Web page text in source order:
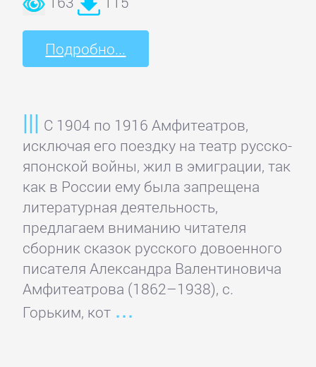
Подробно...
С 1904 по 1916 Амфитеатров,
исключая его поездку на театр русско-
японской войны, жил в эмиграции, так
как в России ему была запрещена
литературная деятельность,
предлагаем вниманию читателя
сборник сказок русского довоенного
писателя Александра Валентиновича
Амфитеатрова (1862–1938), с.
Горьким, кот
фантастика
Боевики:
Криминальные
боевики
Триллеры
ДЕТЕКТИВЫ
Зарубежные
детективы